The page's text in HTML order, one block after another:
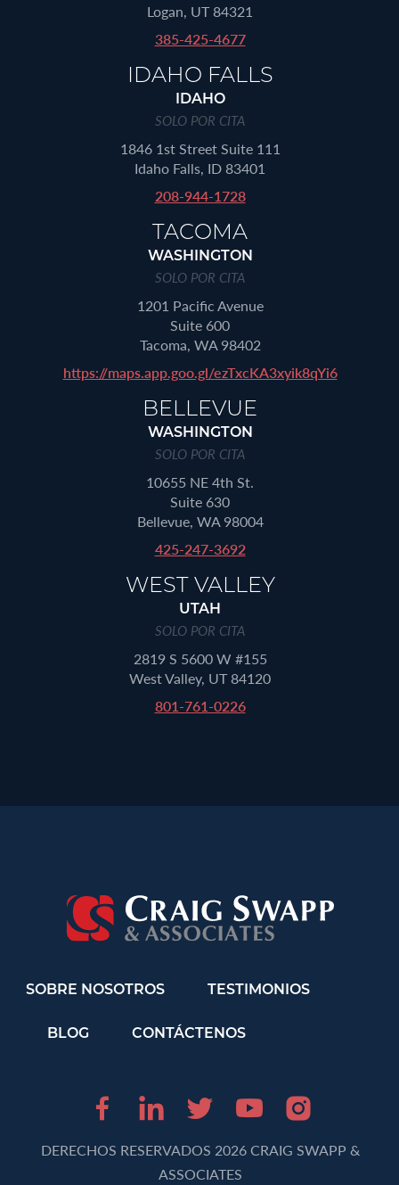
Logan, UT 84321
385-425-4677
IDAHO FALLS
IDAHO
SOLO POR CITA
1846 1st Street Suite 111
Idaho Falls, ID 83401
208-944-1728
TACOMA
WASHINGTON
SOLO POR CITA
1201 Pacific Avenue
Suite 600
Tacoma, WA 98402
https://maps.app.goo.gl/ezTxcKA3xyik8qYi6
BELLEVUE
WASHINGTON
SOLO POR CITA
10655 NE 4th St.
Suite 630
Bellevue, WA 98004
425-247-3692
WEST VALLEY
UTAH
SOLO POR CITA
2819 S 5600 W #155
West Valley, UT 84120
801-761-0226
SOBRE NOSOTROS TESTIMONIOS
BLOG CONTÁCTENOS
Facebook (opens in
LinkedIn (opens
TwitterYoutube
DERECHOS RESERVADOS 2026 CRAIG SWAPP &
ASSOCIATES